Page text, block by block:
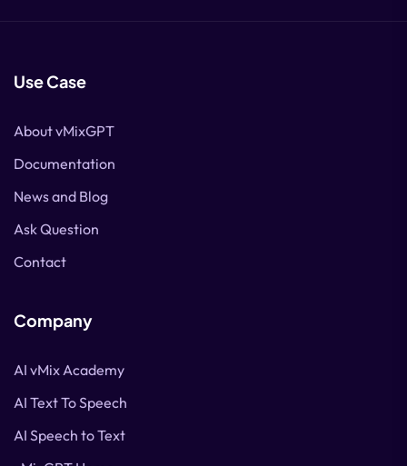
Use Case
About vMixGPT
Documentation
News and Blog
Ask Question
Contact
Company
AI vMix Academy
AI Text To Speech
AI Speech to Text